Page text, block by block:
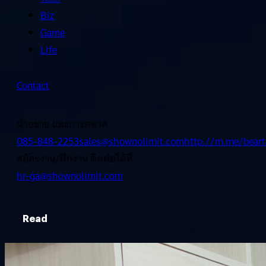
Biz
Game
Life
Contact
ฝ่ายขาย และการตลาด
085-848-2253sales@shownolimit.comhttp://m.me/
สมัครงาน/ฝึกงาน ติดต่อได้ที่
hr-ga@shownolimit.com
Read